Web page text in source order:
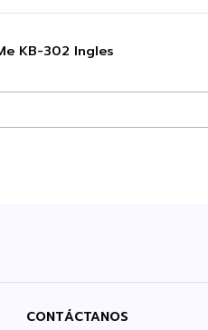
KB-302 Ingles
CONTÁCTANOS